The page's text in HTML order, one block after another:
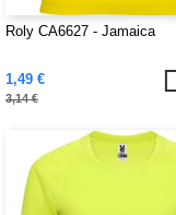
Roly CA6627 - Jamaica
1,49 €
3,14 €